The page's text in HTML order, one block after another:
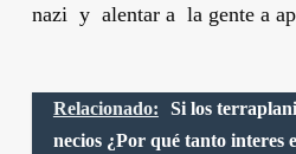
nazi y alentar a la gente a
Relacionado:
Si los
necios ¿Por qué tanto interes